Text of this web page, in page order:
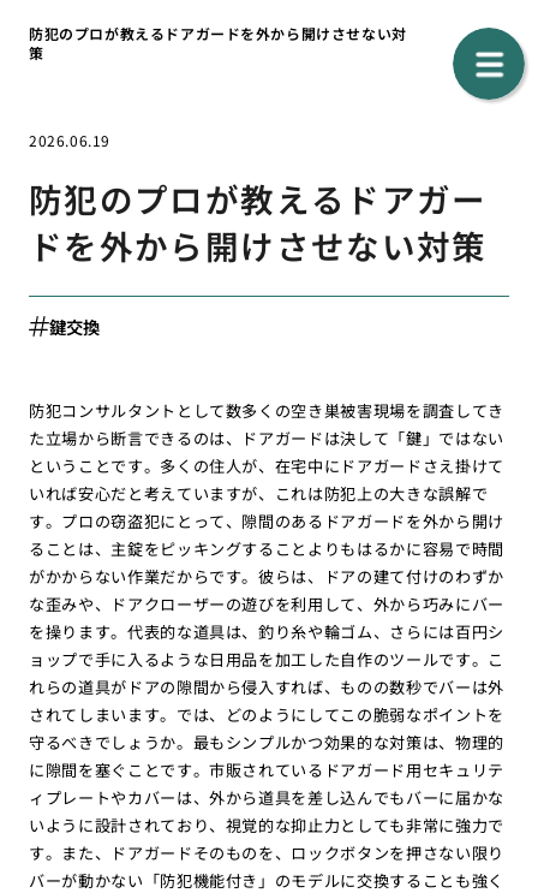
防犯のプロが教えるドアガードを外から開けさせない対
策
2026.06.19
防犯のプロが教えるドアガー
ドを外から開けさせない対策
鍵交換
防犯コンサルタントとして数多くの空き巣被害現場を調査してき
た立場から断言できるのは、ドアガードは決して「鍵」ではない
ということです。多くの住人が、在宅中にドアガードさえ掛けて
いれば安心だと考えていますが、これは防犯上の大きな誤解で
す。プロの窃盗犯にとって、隙間のあるドアガードを外から開け
ることは、主錠をピッキングすることよりもはるかに容易で時間
がかからない作業だからです。彼らは、ドアの建て付けのわずか
な歪みや、ドアクローザーの遊びを利用して、外から巧みにバー
を操ります。代表的な道具は、釣り糸や輪ゴム、さらには百円シ
ョップで手に入るような日用品を加工した自作のツールです。こ
れらの道具がドアの隙間から侵入すれば、ものの数秒でバーは外
されてしまいます。では、どのようにしてこの脆弱なポイントを
守るべきでしょうか。最もシンプルかつ効果的な対策は、物理的
に隙間を塞ぐことです。市販されているドアガード用セキュリテ
ィプレートやカバーは、外から道具を差し込んでもバーに届かな
いように設計されており、視覚的な抑止力としても非常に強力で
す。また、ドアガードそのものを、ロックボタンを押さない限り
バーが動かない「防犯機能付き」のモデルに交換することも強く